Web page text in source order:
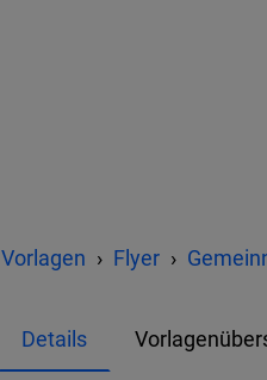
Vorlagen Flyer
Details